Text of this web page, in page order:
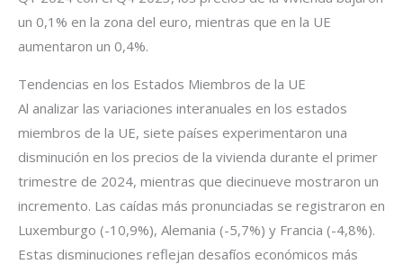
un 0,1% en la zona del euro, mientras que en la UE
aumentaron un 0,4%.
Tendencias en los Estados Miembros de la UE
Al analizar las variaciones interanuales en los estados
miembros de la UE, siete países experimentaron una
disminución en los precios de la vivienda durante el primer
trimestre de 2024, mientras que diecinueve mostraron un
incremento. Las caídas más pronunciadas se registraron en
Luxemburgo (-10,9%), Alemania (-5,7%) y Francia (-4,8%).
Estas disminuciones reflejan desafíos económicos más